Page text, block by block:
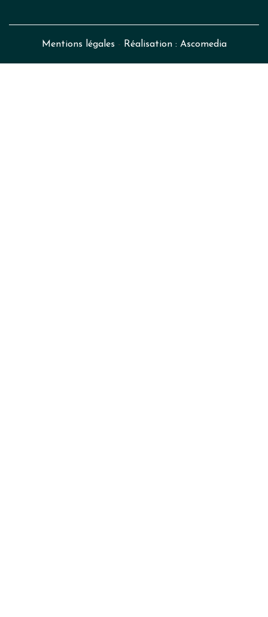
Mentions légales - Réalisation : Ascomedia